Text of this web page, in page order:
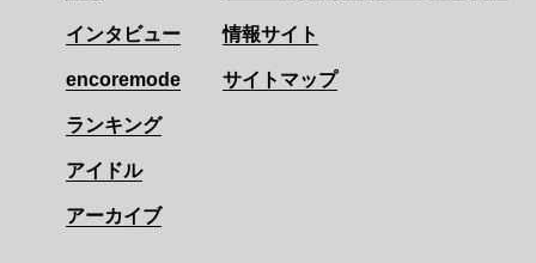
インタビュー
encoremode
ランキング
アイドル
アーカイブ
情報サイト
サイトマップ